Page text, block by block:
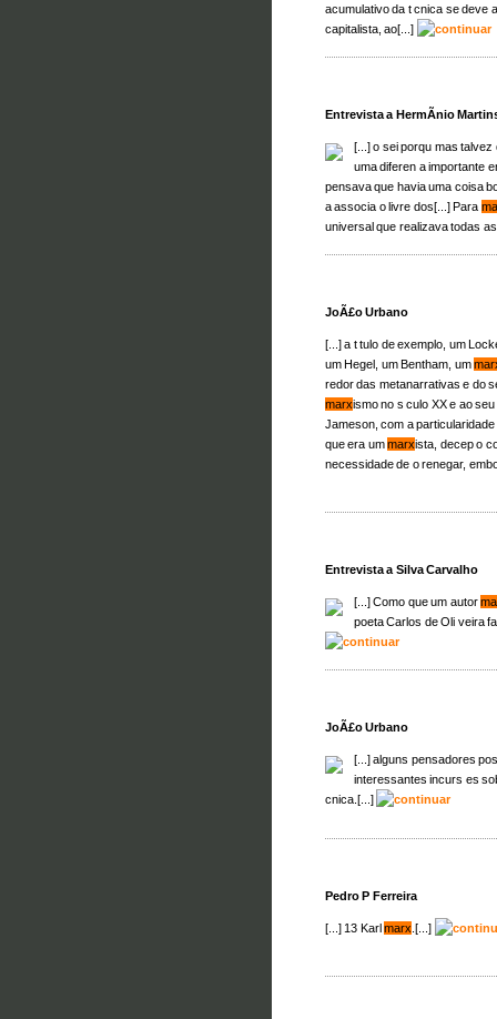
acumulativo da t cnica se deve
capitalista, ao[...]
Entrevista a HermÃ­nio
[...] o sei porqu mas
uma diferen a importante
pensava que havia uma coisa
a associa o livre dos[...] Para
universal que realizava todas
JoÃ£o Urbano
[...] a t tulo de exemplo, um
um Hegel, um Bentham, um
redor das metanarrativas e do
marxismo no s culo XX e ao
Jameson, com a
que era ummarxista, decep o
necessidade de o renegar,
Entrevista a Silva Carvalho
[...] Como que um autor
poeta Carlos de Oli veira
JoÃ£o Urbano
[...] alguns pensadores
interessantes incurs es
cnica.[...]
Pedro P Ferreira
[...] 13 Karlmarx .[...]